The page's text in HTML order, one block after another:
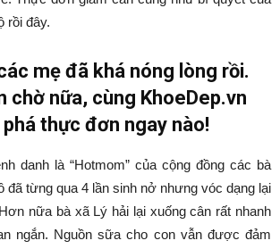
rồi đây.
mẹ đã khá nóng lòng rồi.
chờ nữa, cùng KhoeDep.vn
phá thực đơn ngay nào!
danh là “Hotmom” của cộng đồng các bà
đã từng qua 4 lần sinh nở nhưng vóc dạng lại
nữa bà xã Lý hải lại xuống cân rất nhanh
ngắn. Nguồn sữa cho con vẫn được đảm